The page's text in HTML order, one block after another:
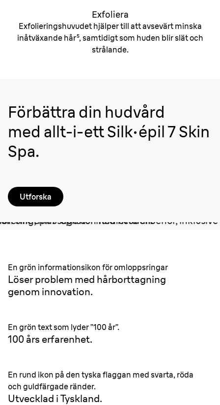
Exfoliera
Exfolieringshuvudet hjälper till att avsevärt minska
inåtväxande hår⁵, samtidigt som huden blir slät och
strålande.
Förbättra din hudvård
med allt-i-ett Silk·épil 7 Skin
Spa.
Utforska
En grön informationsikon för omloppsringar
Löser problem med hårborttagning
genom innovation.
En grön text som lyder ”100 år”.
100 års erfarenhet.
En rund ikon på den tyska flaggan med svarta, röda
och guldfärgade ränder.
Utvecklad i Tyskland.